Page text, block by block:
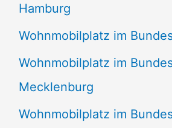
Hamburg
Wohnmobilplatz im
Wohnmobilplatz im
Mecklenburg
Wohnmobilplatz im